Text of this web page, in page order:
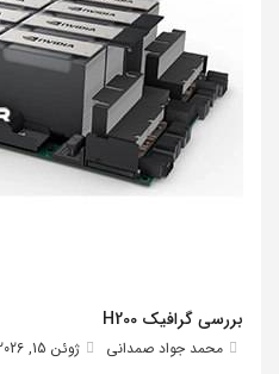
بررسی گرافیک H200
محمد جواد صمدانی ژوئن 15, 2026